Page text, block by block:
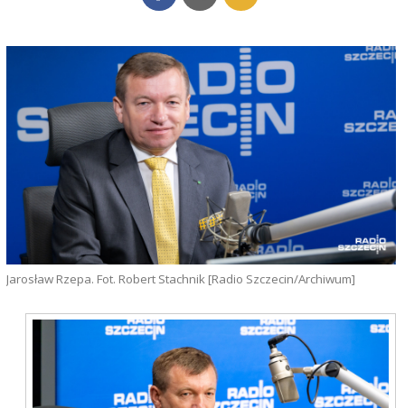
Jarosław Rzepa. Fot. Robert Stachnik [Radio Szczecin/Archiwum]